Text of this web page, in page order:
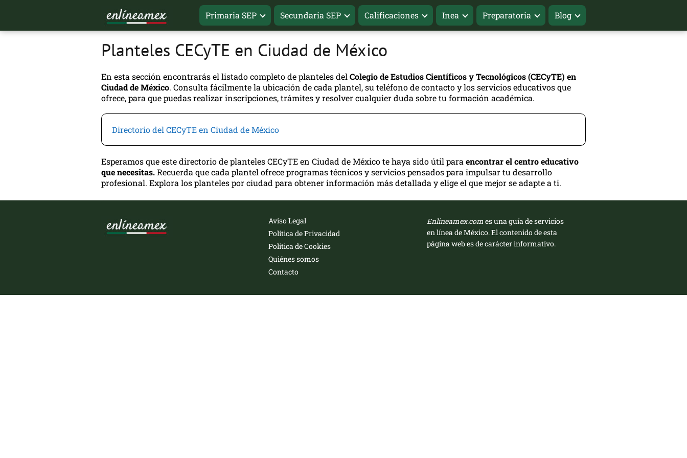
Primaria SEP Secundaria SEP Calificaciones Inea Preparatoria Blog
Planteles CECyTE en Ciudad de México
En esta sección encontrarás el listado completo de planteles del Colegio de Estudios Científicos y Tecnológicos (CECyTE) en
Ciudad de México. Consulta fácilmente la ubicación de cada plantel, su teléfono de contacto y los servicios educativos que
ofrece, para que puedas realizar inscripciones, trámites y resolver cualquier duda sobre tu formación académica.
Directorio del CECyTE en Ciudad de México
Esperamos que este directorio de planteles CECyTE en Ciudad de México te haya sido útil para encontrar el centro educativo
que necesitas.Recuerda que cada plantel ofrece programas técnicos y servicios pensados para impulsar tu desarrollo
profesional. Explora los planteles por ciudad para obtener información más detallada y elige el que mejor se adapte a ti.
Aviso Legal
Política de Privacidad
Política de Cookies
Quiénes somos
Contacto
Enlineamex.comes una guía de servicios
en línea de México. El contenido de esta
página web es de carácter informativo.